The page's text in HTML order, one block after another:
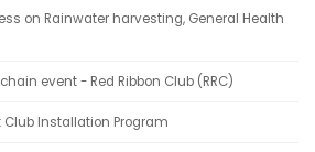
on Rainwater harvesting, General Health
event - Red Ribbon Club (RRC)
Club Installation Program